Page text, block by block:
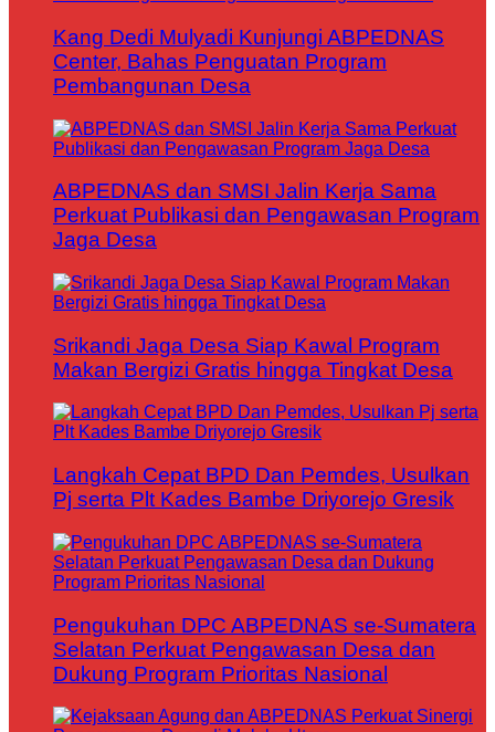
Kang Dedi Mulyadi Kunjungi ABPEDNAS
Center, Bahas Penguatan Program
Pembangunan Desa
ABPEDNAS dan SMSI Jalin Kerja Sama
Perkuat Publikasi dan Pengawasan Program
Jaga Desa
Srikandi Jaga Desa Siap Kawal Program
Makan Bergizi Gratis hingga Tingkat Desa
Langkah Cepat BPD Dan Pemdes, Usulkan
Pj serta Plt Kades Bambe Driyorejo Gresik
Pengukuhan DPC ABPEDNAS se-Sumatera
Selatan Perkuat Pengawasan Desa dan
Dukung Program Prioritas Nasional